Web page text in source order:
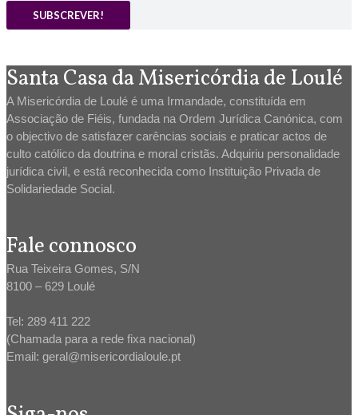
Santa Casa da Misericórdia de Loulé
A Misericórdia de Loulé é uma Irmandade, constituída em
Associação de Fiéis, fundada na Ordem Jurídica Canónica, com
o objectivo de satisfazer carências sociais e praticar actos de
culto católico da doutrina e moral cristãs. Adquiriu personalidade
jurídica civil, e está reconhecida como Instituição Privada de
Solidariedade Social.
Fale connosco
Rua Teixeira Gomes, S/N
8100 – 629 Loulé
Tel: 289 411 222
(Chamada para a rede fixa nacional)
Email: geral@misericordialoule.pt